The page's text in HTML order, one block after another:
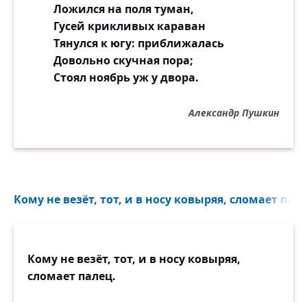
Ложился на поля туман,
Гусей крикливых караван
Тянулся к югу: приближалась
Довольно скучная пора;
Стоял ноябрь уж у двора.
Александр Пушкин
Кому не везёт, тот, и в носу ковыряя, сломает
Кому не везёт, тот, и в носу ковыряя,
сломает палец.